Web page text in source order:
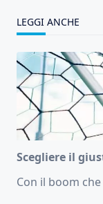
LEGGI ANCHE
Scegliere il
Con il boom